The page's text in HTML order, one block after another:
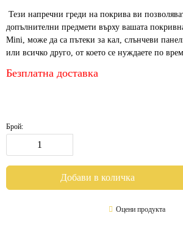
Тези напречни греди на покрива ви
допълнителни предмети върху вашата
Mini, може да са пътеки за кал, слънчеви
или всичко друго, от което се нуждаете по
Безплатна доставка
Брой:
Оцени продукта